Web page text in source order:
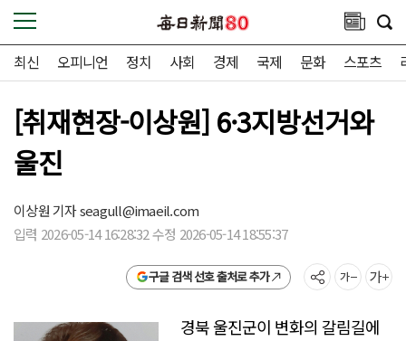
최신 오피니언 정치 사회 경제 국제 문화 스포츠
[취재현장-이상원] 6·3지방선거와
울진
이상원 기자seagull@imaeil.com
입력 2026-05-14 16:28:32 수정 2026-05-14 18:55:37
구글 검색 선호 출처로 추가
경북 울진군이 변화의 갈림길에